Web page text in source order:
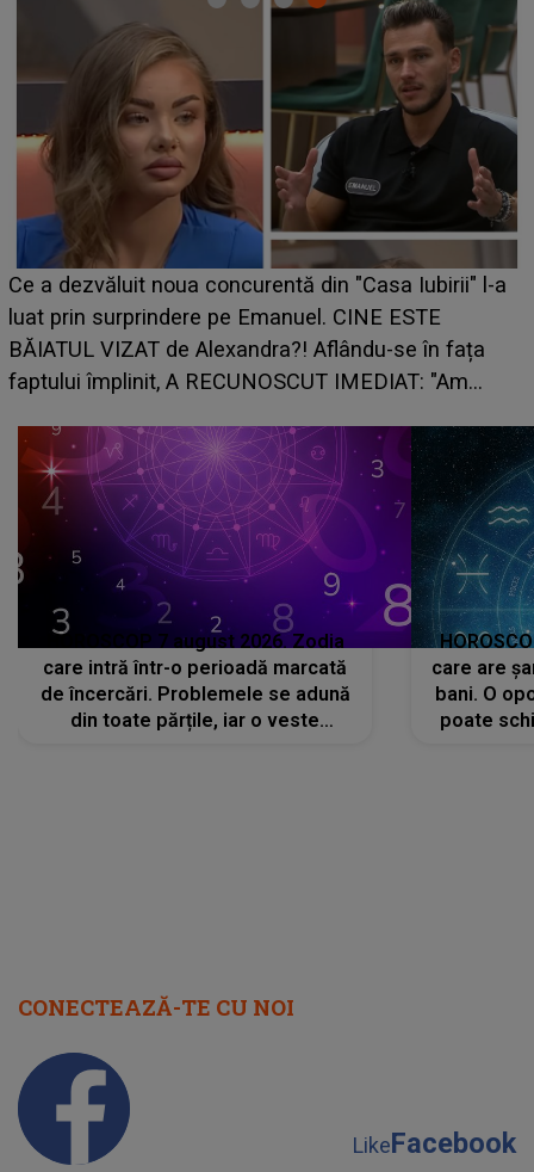
Ce a dezvăluit noua concurentă din "Casa Iubirii" l-a
luat prin surprindere pe Emanuel. CINE ESTE
BĂIATUL VIZAT de Alexandra?! Aflându-se în fața
faptului împlinit, A RECUNOSCUT IMEDIAT: "Am
HOROSCOP 7 august 2026. Zodia
care intră într-o perioadă marcată
de încercări. Problemele se adună
din toate părțile, iar o veste
care are
bani. O
poate
CONECTEAZĂ-TE CU NOI
LikeFacebook